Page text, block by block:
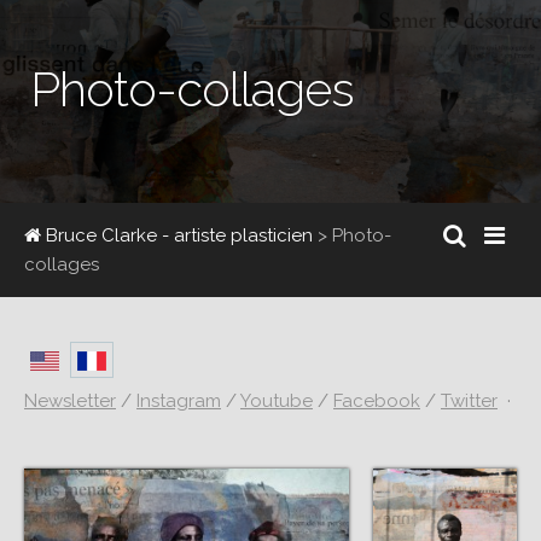
Photo-collages
Bruce Clarke - artiste plasticien > Photo-
collages
Newsletter / Instagram /Youtube / Facebook / Twitter ·